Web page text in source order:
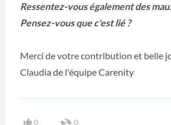
Ressentez-vous également des
Pensez-vous que c'est lié ?
Merci de votre contribution et belle
Claudia de l'équipe Carenity
0 0